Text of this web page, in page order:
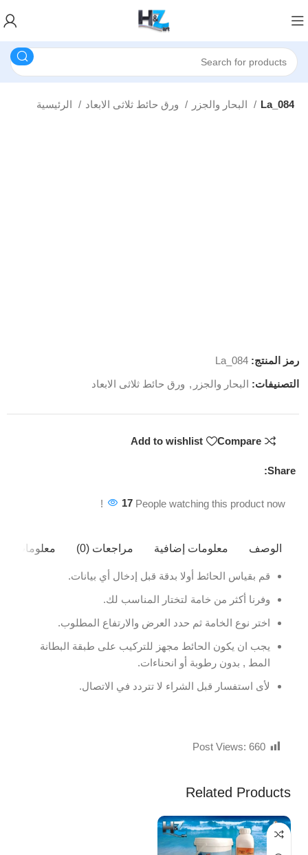
La_084
رمز المنتج:La_084
التصنيفات: البحار والجزر , ورق حائط ثلاثى الابعاد
Compare
Add to wishlist
Share:
17 People watching this product now!
الوصف معلومات إضافية مراجعات (0) معلومات
قم بقياس الحائط أولا بدقة قبل إدخال أي بيانات.
وفرنا أكثر من خامة لتختار المناسب لك.
اختر نوع الخامة ثم حدد العرض والارتفاع المطلوب.
يجب ان يكون الحائط مجهز للتركيب على طبقة البطانة
المط , بدون رطوبة أو انحناءات.
لأى استفسار قبل الشراء لا تتردد في الاتصال.
Post Views: 660
Related Products